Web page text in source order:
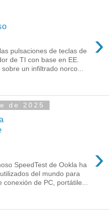
›
pulsaciones de teclas de
de TI con base en EE.
un infiltrado norco...
de 2025
›
SpeedTest de Ookla ha
del mundo para
de PC, portátile...